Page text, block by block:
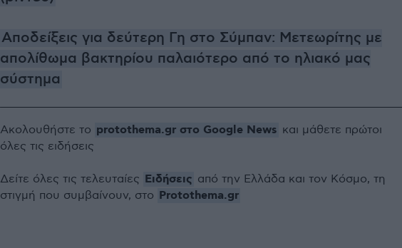
Αποδείξεις για δεύτερη Γη στο Σύμπαν: Μετεωρίτης με
απολίθωμα βακτηρίου παλαιότερο από το ηλιακό μας
σύστημα
Ακολουθήστε το protothema.gr στο Google News και μάθετε πρώτοι
όλες τις ειδήσεις
Δείτε όλες τις τελευταίες Ειδήσεις από την Ελλάδα και τον Κόσμο, τη
στιγμή που συμβαίνουν, στο Protothema.gr